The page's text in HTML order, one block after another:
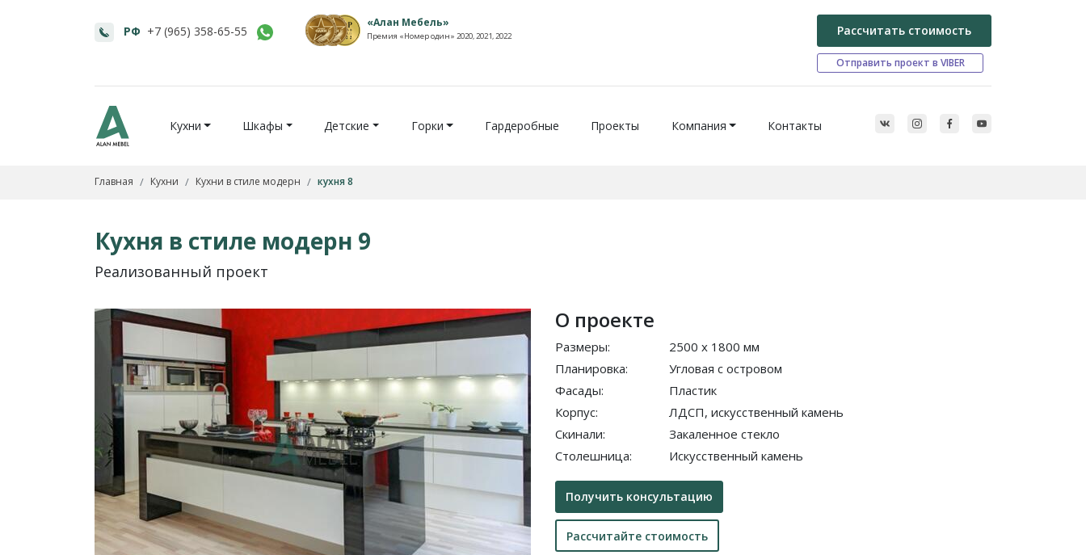
РФ +7 (965) 358-65-55
«Алан Мебель»
Премия «Номер один» 2020, 2021, 2022 Рассчитать стоимость
Отправить проект в VIBER
Кухни Шкафы Детские Горки Гардеробные Проекты Компания Контакты
Главная Кухни Кухни в стиле модерн кухня 8
Кухня в стиле модерн 9
Реализованный проект
О проекте
Размеры:
Планировка:
Фасады:
Корпус:
Скинали:
Столешница:
2500 x 1800 мм
Угловая с островом
Пластик
ЛДСП, искусственный камень
Закаленное стекло
Искусственный камень
Получить консультацию
Рассчитайте стоимость